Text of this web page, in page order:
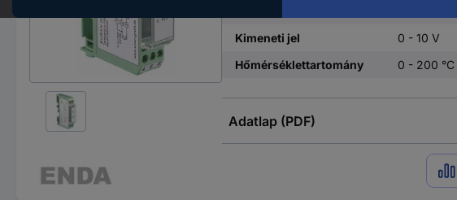
Kimeneti jel
0 - 10 V
Hőmérséklettartomány
0 - 200 °C
Adatlap (PDF)